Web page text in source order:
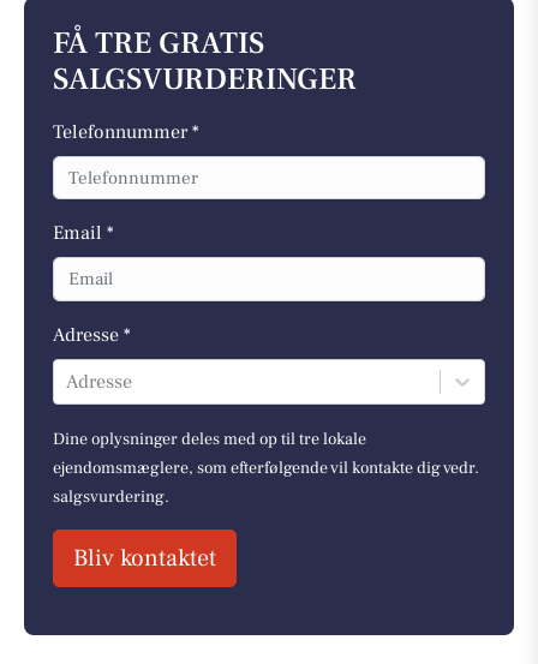
FÅ TRE GRATIS
SALGSVURDERINGER
Telefonnummer *
Email *
Adresse *
Adresse
Dine oplysninger deles med op til tre lokale
ejendomsmæglere, som efterfølgende vil kontakte dig vedr.
salgsvurdering.
Bliv kontaktet